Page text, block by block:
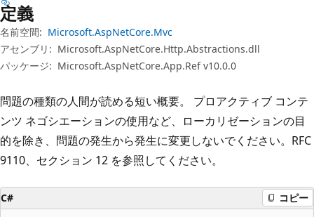
定義
名前空間: Microsoft.AspNetCore.Mvc
アセンブリ: Microsoft.AspNetCore.Http.Abstractions.dll
パッケージ: Microsoft.AspNetCore.App.Ref v10.0.0
問題の種類の人間が読める短い概要。 プロアクティブ コンテ
ンツ ネゴシエーションの使用など、ローカリゼーションの目
的を除き、問題の発生から発生に変更しないでください。RFC
9110、セクション 12 を参照してください。
C# コピー